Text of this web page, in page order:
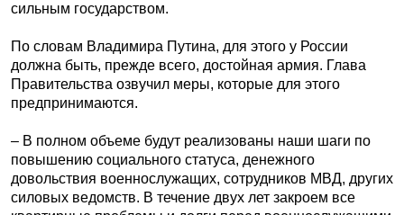
сильным государством.
По словам Владимира Путина, для этого у России
должна быть, прежде всего, достойная армия. Глава
Правительства озвучил меры, которые для этого
предпринимаются.
– В полном объеме будут реализованы наши шаги по
повышению социального статуса, денежного
довольствия военнослужащих, сотрудников МВД, других
силовых ведомств. В течение двух лет закроем все